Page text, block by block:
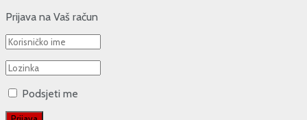
Prijava na Vaš račun
Podsjeti me